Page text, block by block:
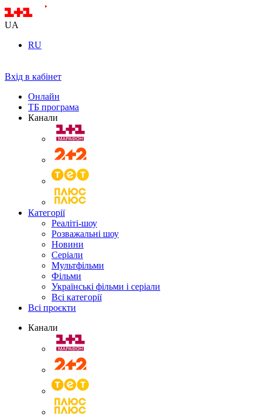
UA
RU
Вхід в кабінет
Онлайн
ТБ програма
Канали
Категорії
Реаліті-шоу
Розважальні шоу
Новини
Серіали
Мультфільми
Фільми
Українські фільми і серіали
Всі категорії
Всі проєкти
Канали